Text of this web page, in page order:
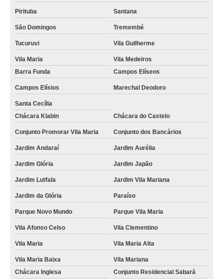
Pirituba Santana
São Domingos Tremembé
Tucuruvi Vila Guilherme
Vila Maria
Vila Medeiros
Barra Funda
Campos Elíseos
Campos Elísios Marechal Deodoro
Santa Cecília
Chácara Klabin
Chácara do Castelo
Conjunto Promorar Vila Maria Conjunto dos Bancários
Jardim Andaraí Jardim Aurélia
Jardim Glória Jardim Japão
Jardim Lutfala Jardim Vila Mariana
Jardim da Glória Paraíso
Parque Novo Mundo Parque Vila Maria
Vila Afonso Celso Vila Clementino
Vila Maria Vila Maria Alta
Vila Maria Baixa
Vila Mariana
Chácara Inglesa
Conjunto Residencial Sabará